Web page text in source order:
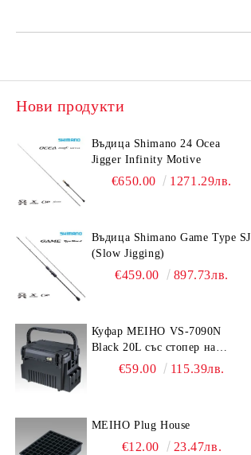
Нови продукти
Въдица Shimano 24 Ocea
Jigger Infinity Motive
€650.00 1271.29лв.
Въдица Shimano Game Type SJ
(Slow Jigging)
€459.00 897.73лв.
Куфар MEIHO VS-7090N
Black 20L със стопер на
дръжката€59.00 115.39лв.
MEIHO Plug House
€12.00 23.47лв.